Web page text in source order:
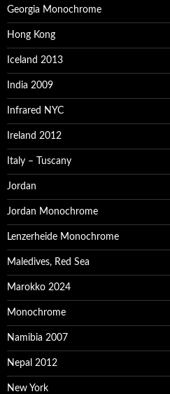
Georgia Monochrome
Hong Kong
Iceland 2013
India 2009
Infrared NYC
Ireland 2012
Italy – Tuscany
Jordan
Jordan Monochrome
Lenzerheide Monochrome
Maledives, Red Sea
Marokko 2024
Monochrome
Namibia 2007
Nepal 2012
New York